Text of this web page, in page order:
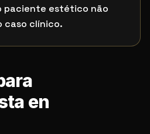
paciente estético não
caso clínico.
en